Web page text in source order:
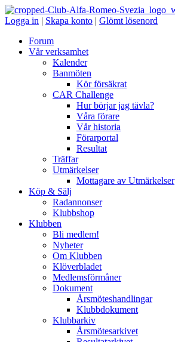
Logga in | Skapa konto | Glömt lösenord
Forum
Vår verksamhet
Kalender
Banmöten
Kör försäkrat
CAR Challenge
Hur börjar jag tävla?
Våra förare
Vår historia
Förarportal
Resultat
Träffar
Utmärkelser
Mottagare av Utmärkelser
Köp & Sälj
Radannonser
Klubbshop
Klubben
Bli medlem!
Nyheter
Om Klubben
Klöverbladet
Medlemsförmåner
Dokument
Årsmöteshandlingar
Klubbdokument
Klubbarkiv
Årsmötesarkivet